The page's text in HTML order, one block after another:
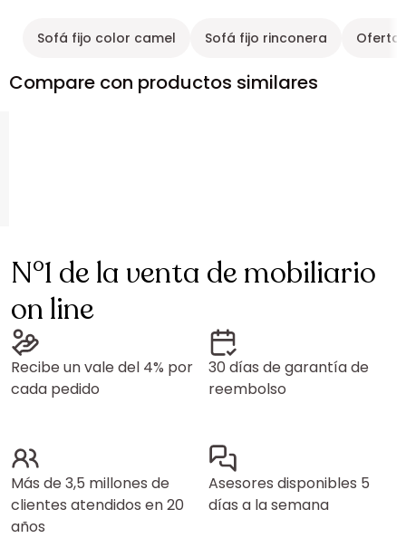
Sofá fijo color camel Sofá fijo rinconera
Compare con productos similares
N°1 de la venta de mobiliario
on line
Recibe un vale del 4% por
cada pedido
30 días de garantía de
reembolso
Más de 3,5 millones de
clientes atendidos en 20
años
Asesores disponibles 5
días a la semana